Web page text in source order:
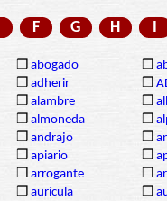
F G H I
❒ abogado ❒
❒ adherir ❒
❒ alambre ❒
❒ almoneda ❒
❒ andrajo ❒
❒ apiario ❒
❒ arrogante ❒
❒ aurícula ❒